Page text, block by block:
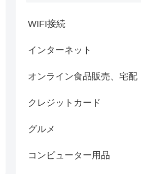
WIFI接続
インターネット
オンライン食品販売、宅配
クレジットカード
グルメ
コンピューター用品